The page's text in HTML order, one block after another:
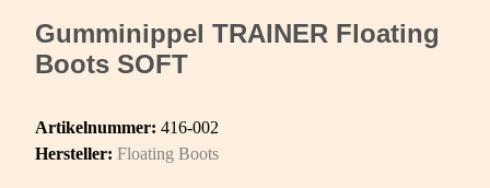
Gumminippel TRAINER Floating
Boots SOFT
Artikelnummer: 416-002
Hersteller: Floating Boots